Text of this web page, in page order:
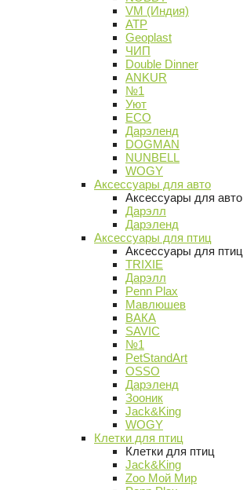
VM (Индия)
АТР
Geoplast
ЧИП
Double Dinner
ANKUR
№1
Уют
ECO
Дарэленд
DOGMAN
NUNBELL
WOGY
Аксессуары для авто
Аксессуары для авто
Дарэлл
Дарэленд
Аксессуары для птиц
Аксессуары для птиц
TRIXIE
Дарэлл
Penn Plax
Мавлюшев
ВАКА
SAVIC
№1
PetStandArt
OSSO
Дарэленд
Зооник
Jack&King
WOGY
Клетки для птиц
Клетки для птиц
Jack&King
Zoo Мой Мир